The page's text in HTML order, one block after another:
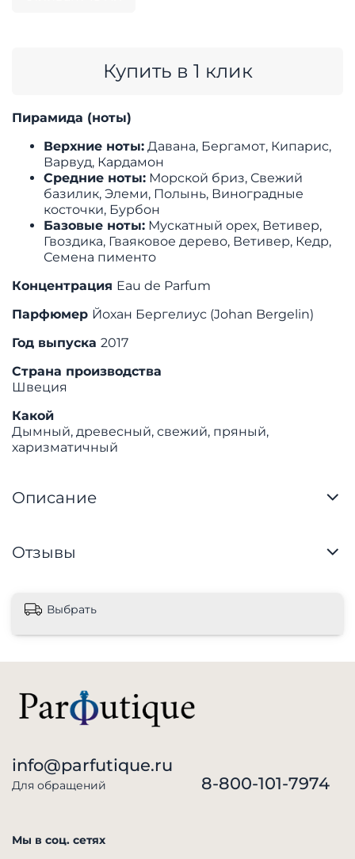
Купить в 1 клик
Пирамида (ноты)
Верхние ноты: Давана, Бергамот, Кипарис,
Варвуд, Кардамон
Средние ноты: Морской бриз, Свежий
базилик, Элеми, Полынь, Виноградные
косточки, Бурбон
Базовые ноты: Мускатный орех, Ветивер,
Гвоздика, Гваяковое дерево, Ветивер, Кедр,
Семена пименто
Концентрация Eau de Parfum
Парфюмер Йохан Бергелиус (Johan Bergelin)
Год выпуска 2017
Страна производства
Швеция
Какой
Дымный, древесный, свежий, пряный,
харизматичный
Описание
Отзывы
Выбрать
info@parfutique.ru
Для обращений 8-800-101-7974
Мы в соц. сетях